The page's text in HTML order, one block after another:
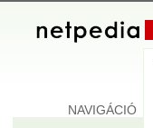
NAVIGÁCIÓ